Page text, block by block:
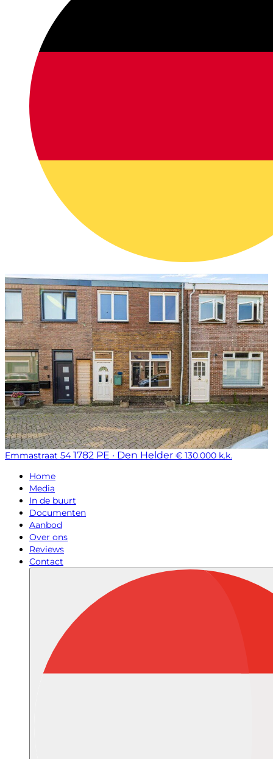
Emmastraat 54 1782 PE · Den Helder € 130.000 k.k.
Home
Media
In de buurt
Documenten
Aanbod
Over ons
Reviews
Contact